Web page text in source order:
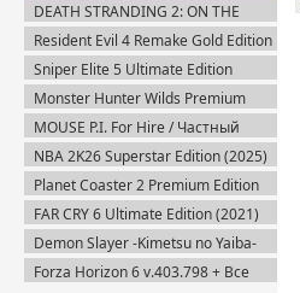
DEATH STRANDING 2: ON THE
BEACH на PC / ПК v.1.10.89.0
(2026) Пиратка
Resident Evil 4 Remake Gold Edition
+ Separate Ways (2023) Пиратка
Sniper Elite 5 Ultimate Edition
(2022) Steam-Rip
Monster Hunter Wilds Premium
Edition (2025) Steam-Rip
MOUSE P.I. For Hire / Частный
детектив МАУС v.1.2.2 (2026)
Пиратка
NBA 2K26 Superstar Edition (2025)
Steam-Rip
Planet Coaster 2 Premium Edition
(2024) Steam-Rip
FAR CRY 6 Ultimate Edition (2021)
Uplay-Rip
Demon Slayer -Kimetsu no Yaiba-
The Hinokami Chronicles (2021)
Forza Horizon 6 v.403.798 + Все